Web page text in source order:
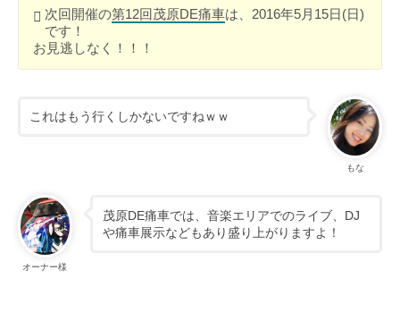
次回開催の第12回茂原DE痛車は、2016年5月15日(日)
です！
お見逃しなく！！！
もな
これはもう行くしかないですねｗｗ
オーナー様
茂原DE痛車では、音楽エリアでのライブ、DJ
や痛車展示などもあり盛り上がりますよ！